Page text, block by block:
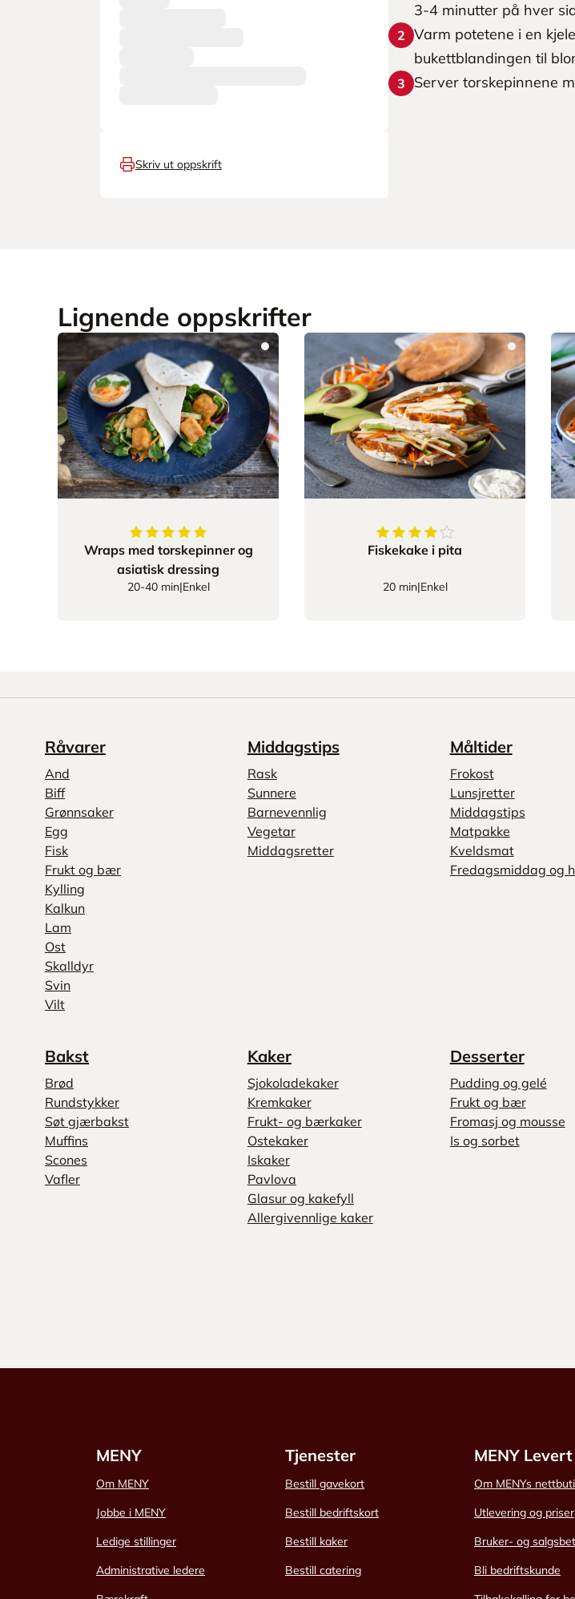
Skriv ut oppskrift
3-4 minutter på hver
2 Varm potetene i en
bukettblandingen til
3 Server torskepinnene
Lignende oppskrifter
5av5stjerner
Wraps med torskepinner og
asiatisk dressing
20-40 min|Enkel
4av5stjerner
Fiskekake i pita
20 min|Enkel
Råvarer
And
Biff
Grønnsaker
Egg
Fisk
Frukt og bær
Kylling
Kalkun
Lam
Ost
Skalldyr
Svin
Vilt
Middagstips
Rask
Sunnere
Barnevennlig
Vegetar
Middagsretter
Måltider
Frokost
Lunsjretter
Middagstips
Matpakke
Kveldsmat
Fredagsmiddag og
Bakst
Brød
Rundstykker
Søt gjærbakst
Muffins
Scones
Vafler
Kaker
Sjokoladekaker
Kremkaker
Frukt- og bærkaker
Ostekaker
Iskaker
Pavlova
Glasur og kakefyll
Allergivennlige kaker
Desserter
Pudding og gelé
Frukt og bær
Fromasj og mousse
Is og sorbet
MENY
Om MENY
Jobbe i MENY
Ledige stillinger
Administrative ledere
Tjenester
Bestill gavekort
Bestill bedriftskort
Bestill kaker
Bestill catering
MENY
Om MENYs
Utlevering og priser
Bruker- og
Bli bedriftskunde